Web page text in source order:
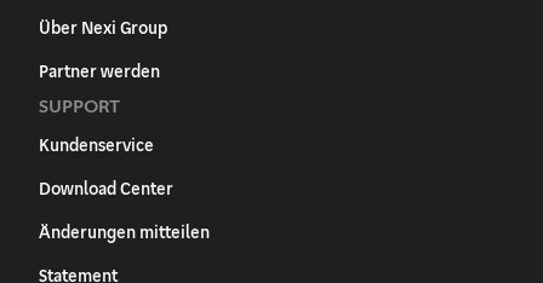
Über Nexi Group
Partner werden
SUPPORT
Kundenservice
Download Center
Änderungen mitteilen
Statement